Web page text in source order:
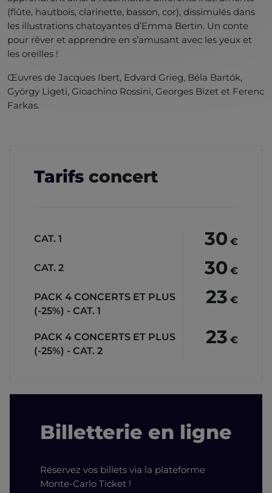
(flûte, hautbois, clarinette, basson, cor), dissimulés dans
les illustrations chatoyantes d’Emma Bertin. Un conte
pour rêver et apprendre en s’amusant avec les yeux et
les oreilles !
Œuvres de Jacques Ibert, Edvard Grieg, Béla Bartók,
György Ligeti, Gioachino Rossini, Georges Bizet et Ferenc
Farkas.
Tarifs concert
CAT. 1 30 €
CAT. 2 30 €
PACK 4 CONCERTS ET PLUS
(-25%) - CAT. 1
23 €
PACK 4 CONCERTS ET PLUS
(-25%) - CAT. 2
23 €
Billetterie en ligne
Réservez vos billets via la plateforme
Monte-Carlo Ticket !